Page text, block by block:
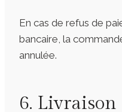
En cas de refus de
bancaire, la
annulée.
6. Livraison